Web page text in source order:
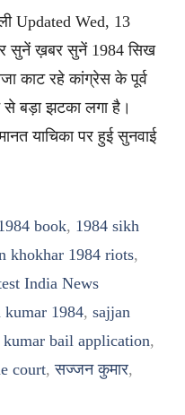
Updated Wed, 13
सुनें ख़बर सुनें 1984 सिख
काट रहे कांग्रेस के पूर्व
से बड़ा झटका लगा है।
याचिका पर हुई सुनवाई
book, 1984 sikh
khokhar 1984 riots,
India News
kumar 1984, sajjan
kumar bail application,
court,सज्जन कुमार,